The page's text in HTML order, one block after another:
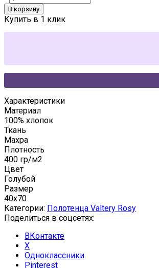
В корзину
Купить в 1 клик
Характеристики
Материал
100% хлопок
Ткань
Махра
Плотность
400 гр/м2
Цвет
Голубой
Размер
40x70
Категории: Полотенца Valtery Rosy
Поделиться в соцсетях:
ВКонтакте
X
Одноклассники
Pinterest